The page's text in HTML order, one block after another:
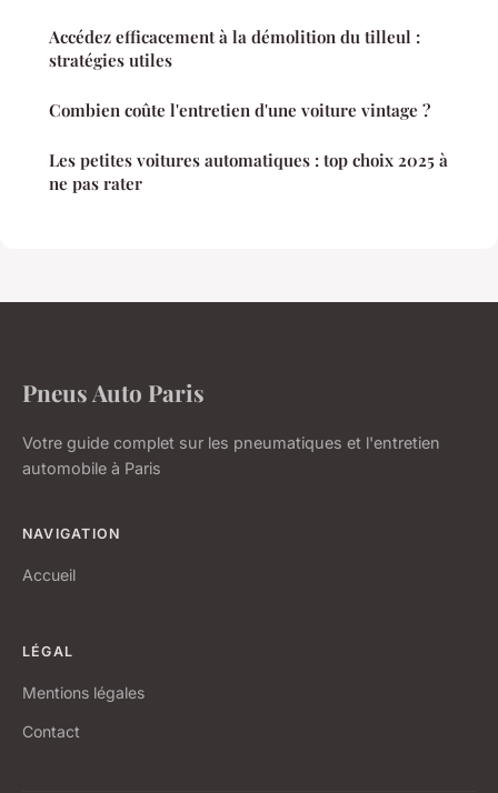
Accédez efficacement à la démolition du tilleul :
stratégies utiles
Combien coûte l'entretien d'une voiture vintage ?
Les petites voitures automatiques : top choix 2025 à
ne pas rater
Pneus Auto Paris
Votre guide complet sur les pneumatiques et l'entretien
automobile à Paris
NAVIGATION
Accueil
LÉGAL
Mentions légales
Contact